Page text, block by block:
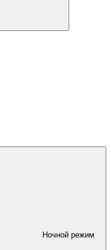
Ночной режим